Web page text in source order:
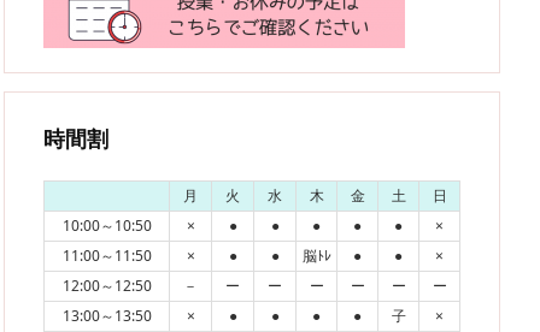
時間割
月 火 水 木 金 土
日
10:00～10:50
× ● ● ● ● ●
×
11:00～11:50
× ● ● 脳ﾄﾚ ● ●
×
12:00～12:50
－ ー ー ー ー ー
ー
13:00～13:50
× ● ● ● ● 子
×